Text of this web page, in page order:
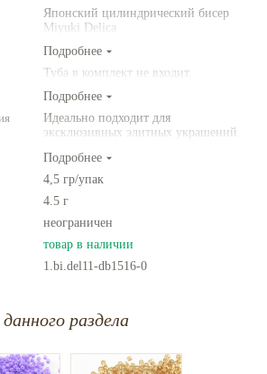
Японский цилиндрический бисер
Miyuki Delica
Подробнее
Туба в комплект не входит.
Подробнее
Идеально подходит для
эксклюзивных элитных украшений
для сутажной вышивки, для
создания богатых колье, ожерелий,
браслетов, серег и колец.
Фантазируйте!
Подробнее
4,5 гр/упак
4.5 г
неограничен
товар в наличии
1.bi.del11-db1516-0
раздела